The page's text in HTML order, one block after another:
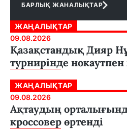
БАРЛЫҚ ЖАНАЛЫҚТАР
ЖАҢАЛЫҚТАР
09.08.2026
Қазақстандық Дияр
турнирінде
ЖАҢАЛЫҚТАР
09.08.2026
Ақтаудың
кроссовер өртенді